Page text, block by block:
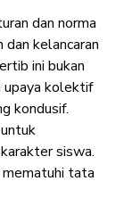
dan norma
kelancaran
ini bukan
upaya kolektif
kondusif.
siswa.
mematuhi tata